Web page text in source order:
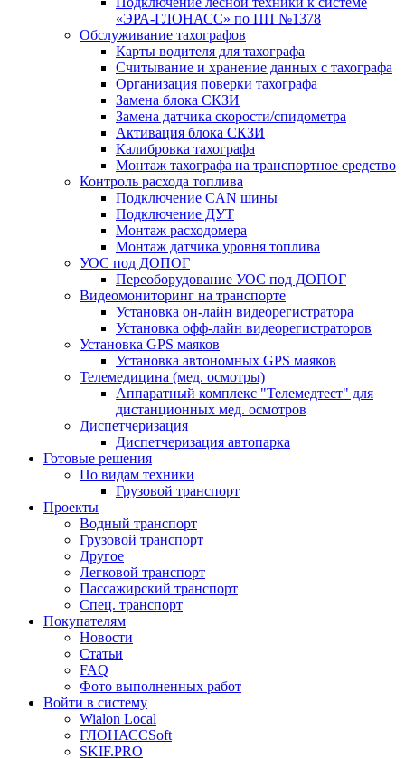
«ЭРА-ГЛОНАСС» по ПП №1378
Обслуживание тахографов
Карты водителя для тахографа
Считывание и хранение данных с тахографа
Организация поверки тахографа
Замена блока СКЗИ
Замена датчика скорости/спидометра
Активация блока СКЗИ
Калибровка тахографа
Монтаж тахографа на транспортное средство
Контроль расхода топлива
Подключение CAN шины
Подключение ДУТ
Монтаж расходомера
Монтаж датчика уровня топлива
УОС под ДОПОГ
Переоборудование УОС под ДОПОГ
Видеомониторинг на транспорте
Установка он-лайн видеорегистратора
Установка офф-лайн видеорегистраторов
Установка GPS маяков
Установка автономных GPS маяков
Телемедицина (мед. осмотры)
Аппаратный комплекс "Телемедтест" для
дистанционных мед. осмотров
Диспетчеризация
Диспетчеризация автопарка
Готовые решения
По видам техники
Грузовой транспорт
Проекты
Водный транспорт
Грузовой транспорт
Другое
Легковой транспорт
Пассажирский транспорт
Спец. транспорт
Покупателям
Новости
Статьи
FAQ
Фото выполненных работ
Войти в систему
Wialon Local
ГЛОНАССSoft
SKIF.PRO